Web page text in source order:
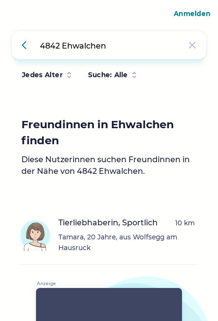
Jedes Alter Suche: Alle
Freundinnen in Ehwalchen
finden
Diese Nutzerinnen suchen Freundinnen in
der Nähe von 4842 Ehwalchen.
Tierliebhaberin, Sportlich
Tamara, 20 Jahre, aus Wolfsegg am
Hausruck
10 km
Anmelden